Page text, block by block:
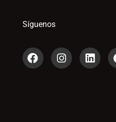
Síguenos